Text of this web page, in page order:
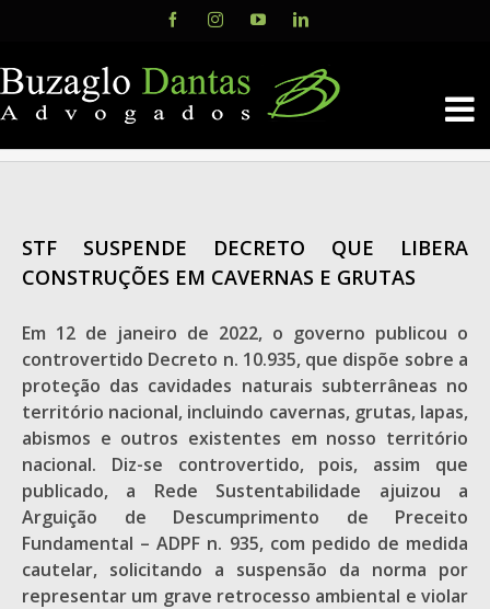
content
FacebookInstagramYouTubeLinkedIn
STF SUSPENDE DECRETO QUE LIBERA
CONSTRUÇÕES EM CAVERNAS E GRUTAS
Em 12 de janeiro de 2022, o governo publicou o
controvertido Decreto n. 10.935, que dispõe sobre a
proteção das cavidades naturais subterrâneas no
território nacional, incluindo cavernas, grutas, lapas,
abismos e outros existentes em nosso território
nacional. Diz-se controvertido, pois, assim que
publicado, a Rede Sustentabilidade ajuizou a
Arguição de Descumprimento de Preceito
Fundamental – ADPF n. 935, com pedido de medida
cautelar, solicitando a suspensão da norma por
representar um grave retrocesso ambiental e violar